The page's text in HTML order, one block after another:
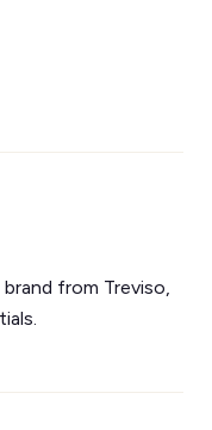
from Treviso,